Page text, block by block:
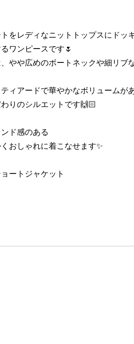
をレディなニットトップスにドッ
ワンピースです🌷
やや広めのボートネックや細リブ
ィアードで華やかなボリュームが
りのシルエットです🙌🏻
ド感のある
おしゃれに着こなせます✨
ートジャケット